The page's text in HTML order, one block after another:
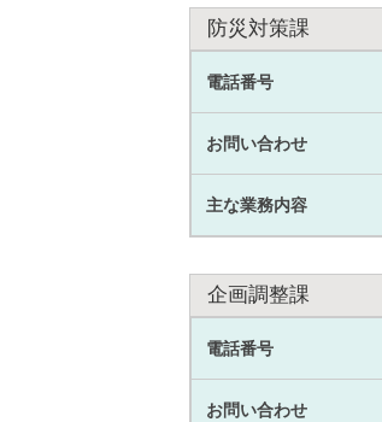
防災対策課
電話番号
お問い合わせ
主な業務内容
企画調整課
電話番号
お問い合わせ